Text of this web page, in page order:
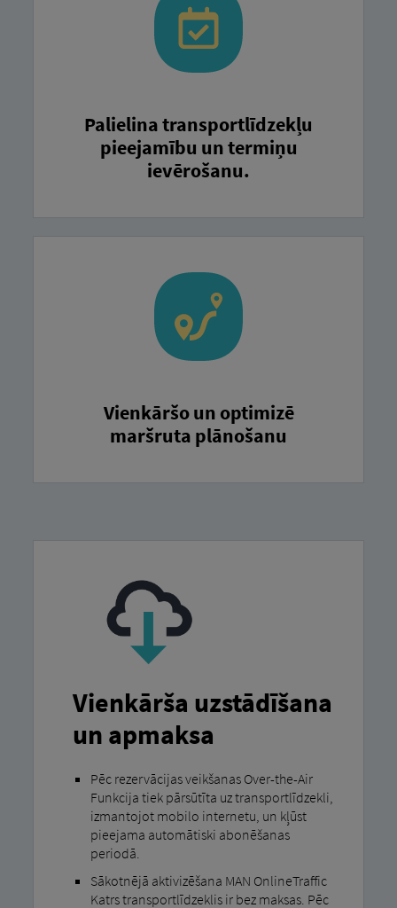
Palielina transportlīdzekļu
pieejamību un termiņu
ievērošanu.
Vienkāršo un optimizē
maršruta plānošanu
Vienkārša uzstādīšana
un apmaksa
Pēc rezervācijas veikšanas Over-the-Air
Funkcija tiek pārsūtīta uz transportlīdzekli,
izmantojot mobilo internetu, un kļūst
pieejama automātiski abonēšanas
periodā.
Sākotnējā aktivizēšana MAN OnlineTraffic
Katrs transportlīdzeklis ir bez maksas. Pēc